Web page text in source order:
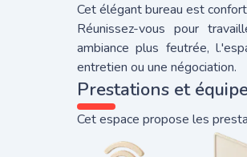
Cet élégant bureau est
Réunissez-vous pour
ambiance plus feutrée,
entretien ou une négociation.
Prestations et
Cet espace propose les